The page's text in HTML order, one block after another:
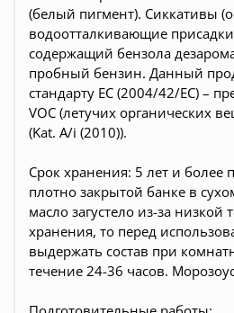
(белый пигмент). Сиккативы
водоотталкивающие
содержащий бензола
пробный бензин. Данный
стандарту EC (2004/42/EC) –
VOC (летучих органических
(Kat. A/i (2010)).
Срок хранения: 5 лет и более
плотно закрытой банке в
масло загустело из-за низкой
хранения, то перед
выдержать состав при
течение 24-36 часов.